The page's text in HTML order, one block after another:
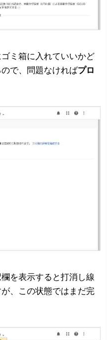
ミ箱に入れていいかど
で、問題なければプロ
を表示すると打消し線
、この状態ではまだ完